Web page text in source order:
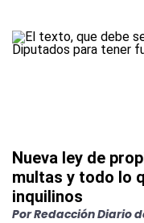
Nueva ley de
multas y todo lo
inquilinos
PorRedacción Diario